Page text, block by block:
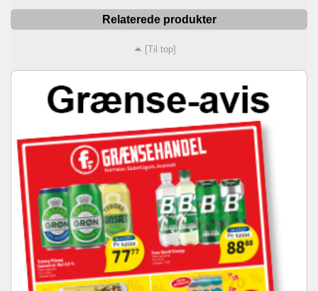
Relaterede produkter
[Til top]